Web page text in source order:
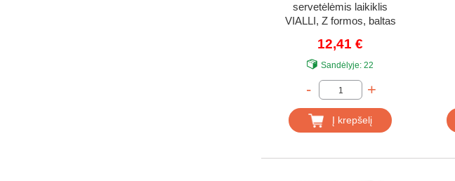
servetėlėmis laikiklis
VIALLI, Z formos, baltas
12,41 €
Sandėlyje: 22
- +
Į krepšelį